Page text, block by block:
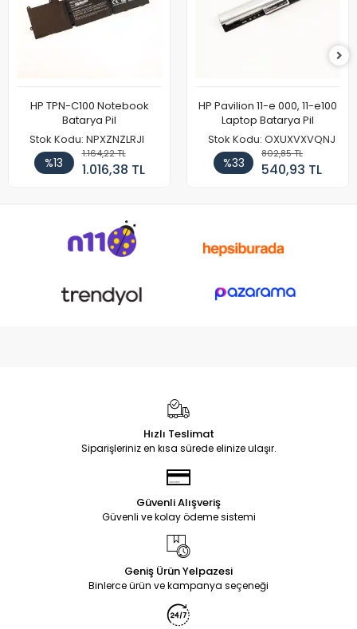
HP TPN-C100 Notebook
Batarya Pil
Stok Kodu: NPXZNZLRJI
%13
1.164,22 TL
1.016,38 TL
HP Pavilion 11-e 000, 11-e100
Laptop Batarya Pil
Stok Kodu: OXUXVXVQNJ
%33
802,85 TL
540,93 TL
Hızlı Teslimat
Siparişleriniz en kısa sürede elinize ulaşır.
Güvenli Alışveriş
Güvenli ve kolay ödeme sistemi
Geniş Ürün Yelpazesi
Binlerce ürün ve kampanya seçeneği